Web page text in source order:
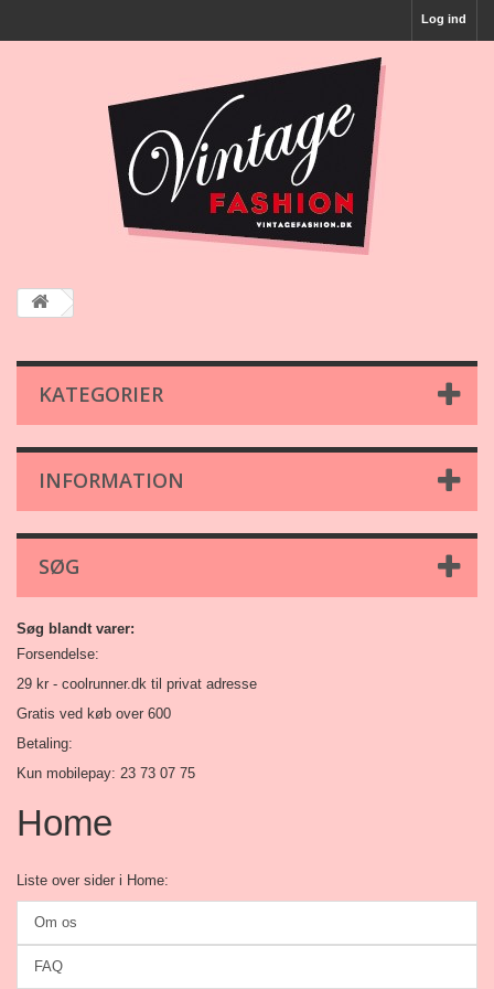
Log ind
KATEGORIER
INFORMATION
SØG
Søg blandt varer:
Forsendelse:
29 kr - coolrunner.dk til privat adresse
Gratis ved køb over 600
Betaling:
Kun mobilepay: 23 73 07 75
Home
Liste over sider i Home:
Om os
FAQ